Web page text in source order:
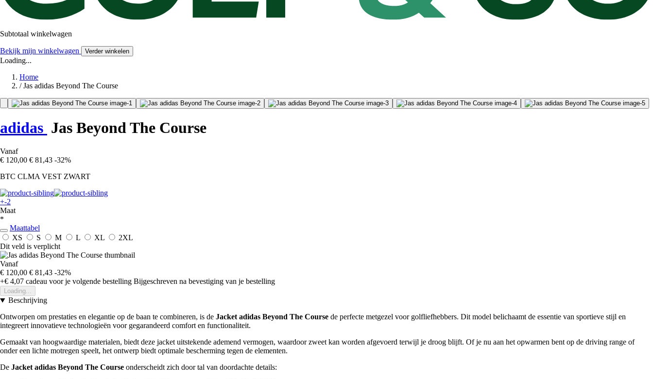
Subtotaal winkelwagen
Bekijk mijn winkelwagen Verder winkelen
Loading...
Home
/ Jas adidas Beyond The Course
adidas Jas Beyond The Course
Vanaf
€ 120,00 € 81,43 -32%
BTC CLMA VEST ZWART
+-2
Maat
*
Maattabel
XS
S M L XL
2XL
Dit veld is verplicht
Vanaf
€ 120,00 € 81,43 -32%
+€ 4,07 cadeau voor je volgende bestelling Bijgeschreven na bevestiging van je bestelling
Loading...
Beschrijving
Ontworpen om prestaties en elegantie op de baan te combineren, is de Jacket adidas Beyond The Course de perfecte metgezel voor golfliefhebbers. Dit model belichaamt de essentie van sportieve stijl en
integreert innovatieve technologieën voor gegarandeerd comfort en functionaliteit.
Gemaakt van hoogwaardige materialen, biedt deze jacket uitstekende ademend vermogen, waardoor zweet kan worden afgevoerd terwijl je droog blijft. Of je nu aan het opwarmen bent op de driving range of
onder een lichte motregen speelt, het ontwerp biedt optimale bescherming tegen de elementen.
De Jacket adidas Beyond The Course onderscheidt zich door tal van doordachte details: